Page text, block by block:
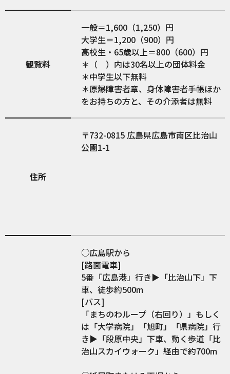
観覧料
一般＝1,600（1,250）円
大学生＝1,200（900）円
高校生・65歳以上＝800（600）円
＊（ ）内は30名以上の団体料金
＊中学生以下無料
＊原爆障害者章、身体障害者手帳ほか
をお持ちの方と、その介添者は無料
住所
732-0815 広島県広島市南区比治山
公園1-1
○広島駅から
[路面電車]
5番「広島港」行き▶︎「比治山下」下
車、徒歩約500m
[バス]
「まちのわループ（右回り）」もしく
は「大学病院」「旭町」「県病院」行
き▶︎「段原中央」下車、動く歩道「比
治山スカイウォーク」経由で約700m